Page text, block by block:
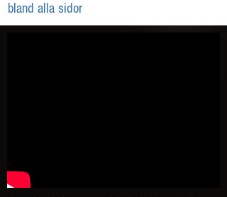
bland alla sidor